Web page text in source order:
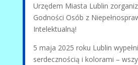
Urzędem Miasta Lublin
Godności Osób z
Intelektualną!
5 maja 2025 roku Lublin
serdecznością i kolorami –